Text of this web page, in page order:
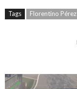
Tags Florentino Pérez